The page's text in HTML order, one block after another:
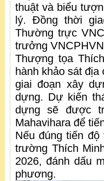
thuật và biểu
lý. Đồng thời
Thường trực
trưởng
Thượng tọa
hành khảo sát
giai đoạn xây
dựng. Dự kiến
dựng sẽ được
Mahavihara để
Nếu đúng tiến
trường Thích
2026, đánh dấu
phương.